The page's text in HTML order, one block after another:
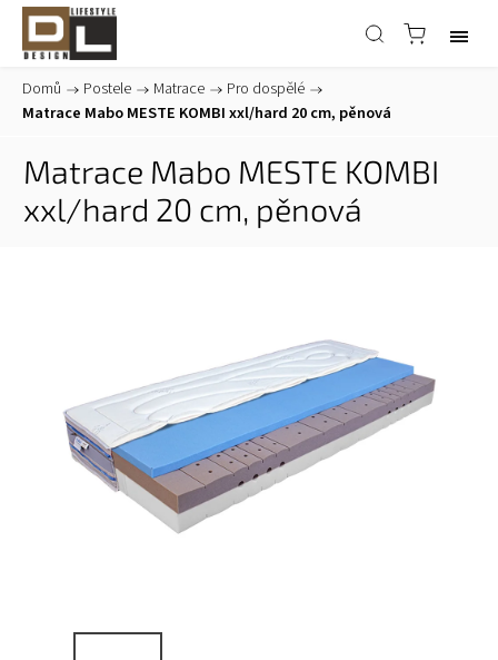
Domů / Postele / Matrace / Pro dospělé /
Matrace Mabo MESTE KOMBI xxl/hard 20 cm, pěnová
Matrace Mabo MESTE KOMBI
xxl/hard 20 cm, pěnová